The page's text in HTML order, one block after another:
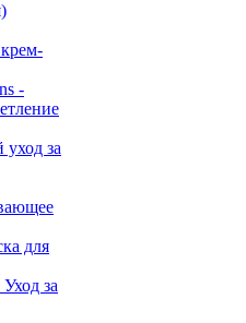
-
за
для
за